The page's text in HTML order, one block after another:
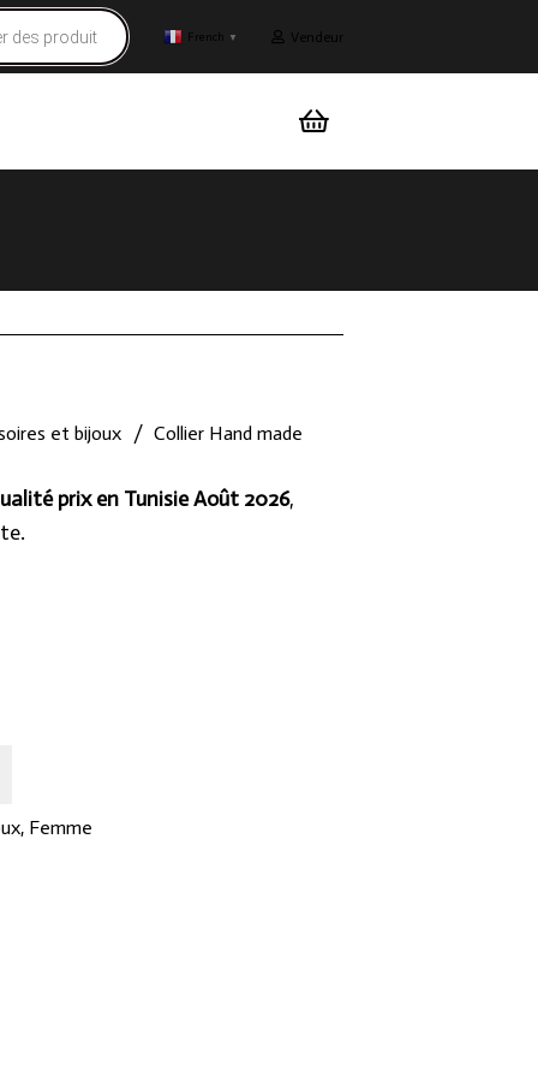
French ▼ Vendeur
et bijoux / Collier Hand made
prix en Tunisie Août 2026,
, Femme